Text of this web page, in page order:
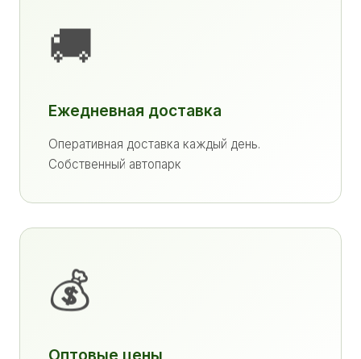
🚚
Ежедневная доставка
Оперативная доставка каждый день.
Собственный автопарк
💰
Оптовые цены